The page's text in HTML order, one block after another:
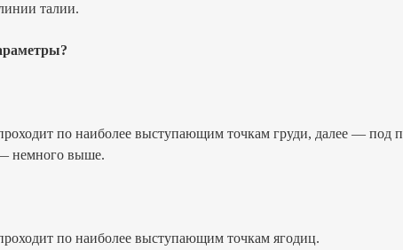
талии.
по наиболее выступающим точкам груди, далее —
немного выше.
по наиболее выступающим точкам ягодиц.